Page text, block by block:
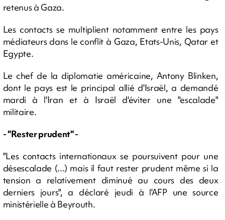
retenus à Gaza.
Les contacts se multiplient notamment entre les pays
médiateurs dans le conflit à Gaza, Etats-Unis, Qatar et
Egypte.
Le chef de la diplomatie américaine, Antony Blinken,
dont le pays est le principal allié d'Israël, a demandé
mardi à l'Iran et à Israël d'éviter une "escalade"
militaire.
- "Rester prudent" -
"Les contacts internationaux se poursuivent pour une
désescalade (...) mais il faut rester prudent même si la
tension a relativement diminué au cours des deux
derniers jours", a déclaré jeudi à l'AFP une source
ministérielle à Beyrouth.